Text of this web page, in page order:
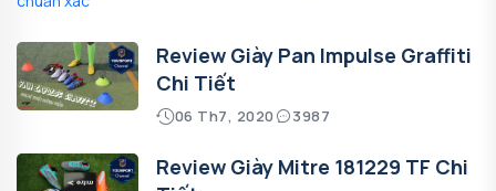
Review Giày Pan Impulse Graffiti
Chi Tiết
06 Th7, 2020 3987
Review Giày Mitre 181229 TF Chi